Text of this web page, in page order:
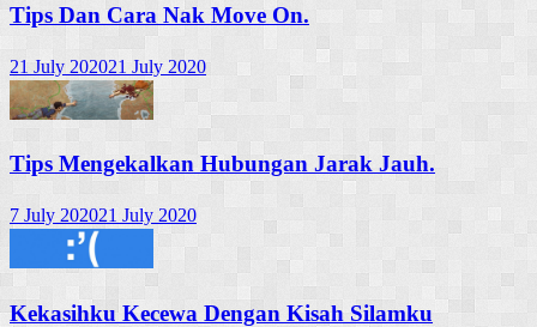
Tips Dan Cara Nak Move On.
21 July 202021 July 2020
Tips Mengekalkan Hubungan Jarak Jauh.
7 July 202021 July 2020
Kekasihku Kecewa Dengan Kisah Silamku